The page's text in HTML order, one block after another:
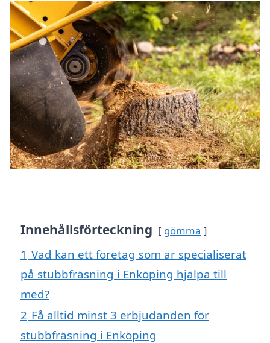
Innehållsförteckning gömma
1 Vad kan ett företag som är specialiserat
på stubbfräsning i Enköping hjälpa till
med?
2 Få alltid minst 3 erbjudanden för
stubbfräsning i Enköping